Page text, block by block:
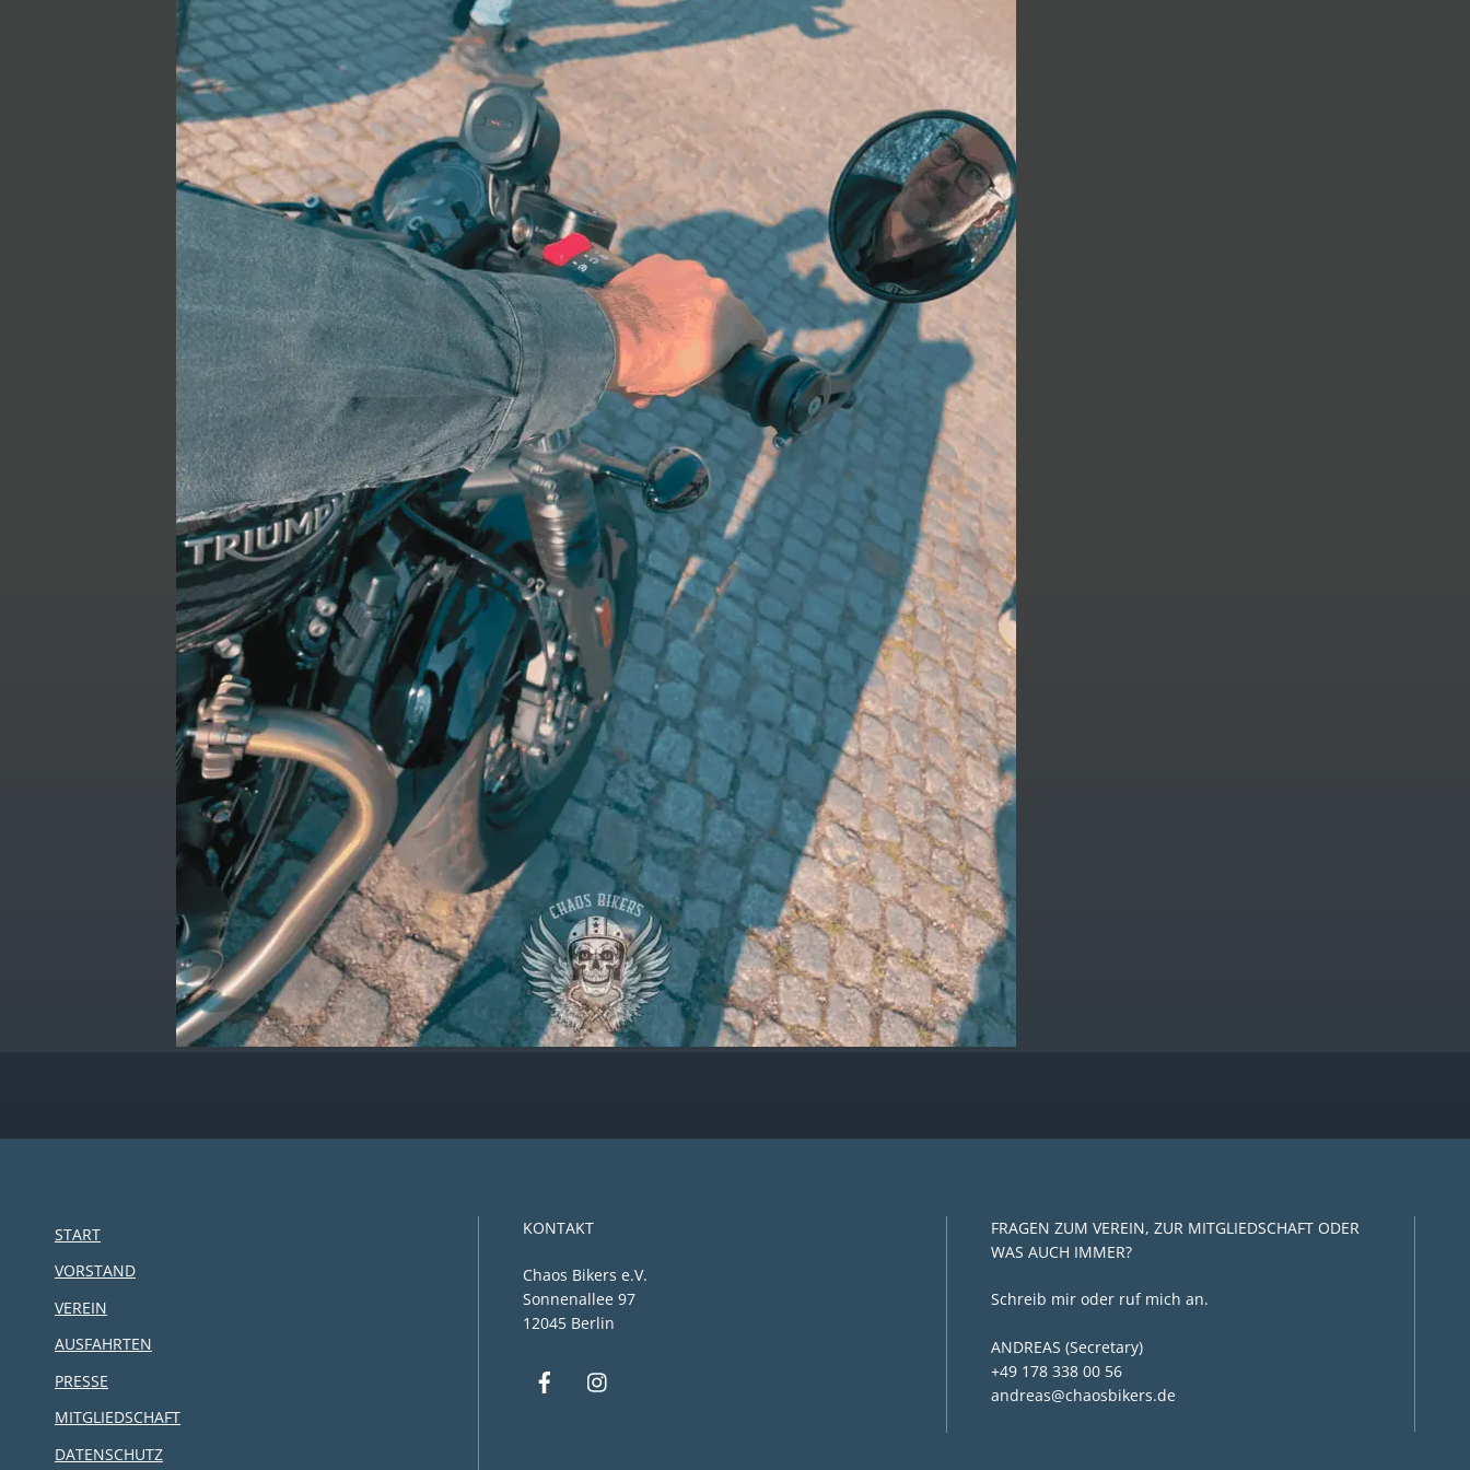
START
VORSTAND
VEREIN
AUSFAHRTEN
PRESSE
MITGLIEDSCHAFT
DATENSCHUTZ
KONTAKT
Chaos Bikers e.V.
Sonnenallee 97
12045 Berlin
FRAGEN ZUM VEREIN, ZUR MITGLIEDSCHAFT ODER
WAS AUCH IMMER?
Schreib mir oder ruf mich an.
ANDREAS (Secretary)
+49 178 338 00 56
andreas@chaosbikers.de